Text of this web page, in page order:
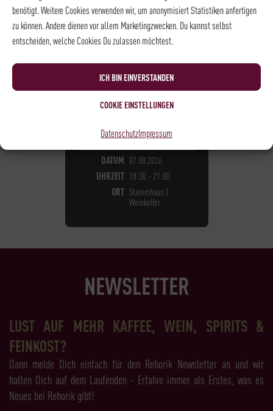
benötigt. Weitere Cookies verwenden wir, um anonymisiert Statistiken anfertigen
zu können. Andere dienen vor allem Marketingzwecken. Du kannst selbst
entscheiden, welche Cookies Du zulassen möchtest.
ICH BIN EINVERSTANDEN
COOKIE EINSTELLUNGEN
DatenschutzImpressum
WEINSEMINAR - WEIN
EASY CHEESE – KÄSE &
WEIN
NICHT LÄNGER VERFÜGBAR
DATUM 07.08.2026
UHRZEIT 18:30 - 21:00
ORT Stammhaus |
Weinkeller
NEWSLETTER
LUST AUF MEHR KAFFEE, WEIN, SPIRITS &
FEINKOST?
Dann melde Dich einfach für den Rehorik Newsletter an und wir
halten Dich auf dem Laufenden - Erfahre immer als Erstes, was es
Neues bei Rehorik gibt!